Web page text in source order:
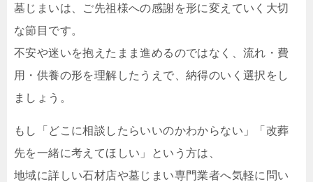
墓じまいは、ご先祖様への感謝を形に変えていく大切
な節目です。
不安や迷いを抱えたまま進めるのではなく、流れ・費
用・供養の形を理解したうえで、納得のいく選択をし
ましょう。
もし「どこに相談したらいいのかわからない」「改葬
先を一緒に考えてほしい」という方は、
地域に詳しい石材店や墓じまい専門業者へ気軽に問い